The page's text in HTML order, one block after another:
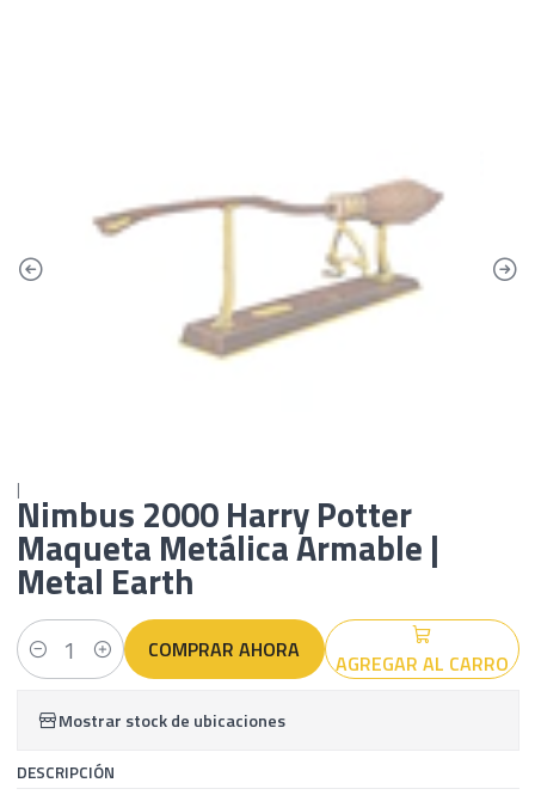
|Nimbus 2000 Harry Potter
Maqueta Metálica Armable |
Metal Earth
Cantidad AGREGAR AL CARRO
COMPRAR AHORA
Mostrar stock de ubicaciones
DESCRIPCIÓN